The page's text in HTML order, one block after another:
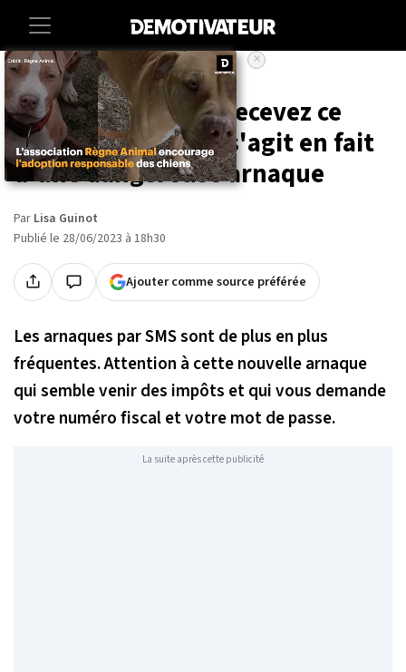
Accueil Societe
Attention, si vous recevez ce
SMS des impôts, il s'agit en fait
d'une dangereuse arnaque
Par Lisa Guinot
Publié le 28/06/2023 à 18h30
Ajouter comme source préférée
Les arnaques par SMS sont de plus en plus
fréquentes. Attention à cette nouvelle arnaque
qui semble venir des impôts et qui vous demande
votre numéro fiscal et votre mot de passe.
La suite après cette publicité
×